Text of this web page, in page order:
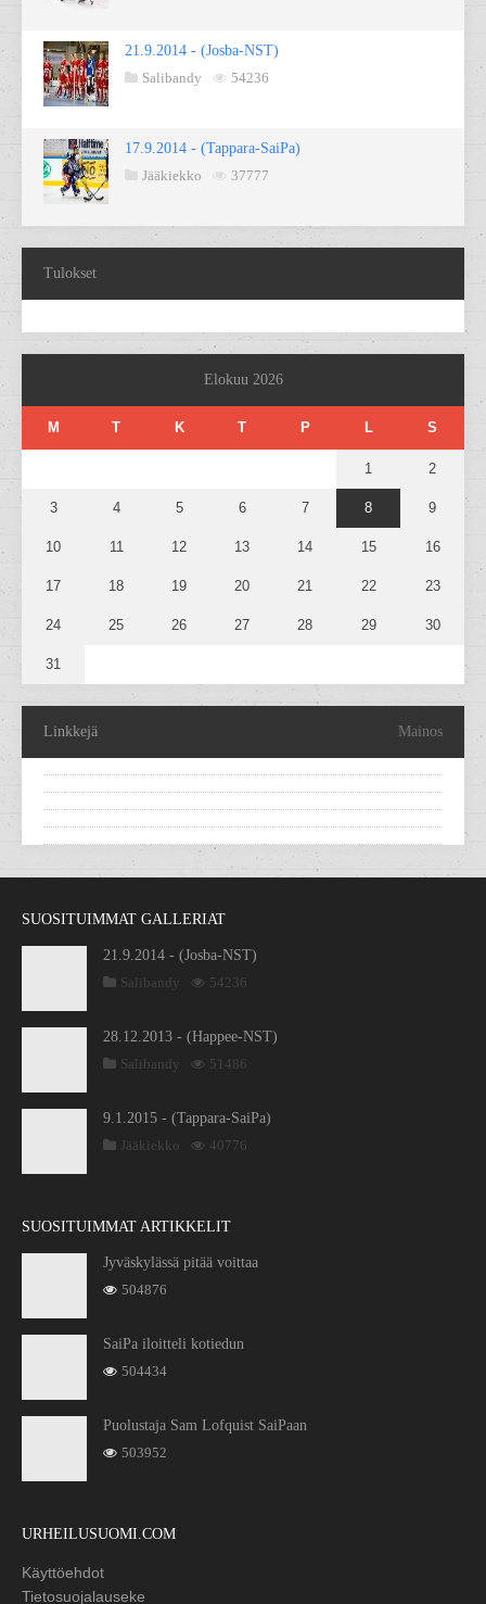
21.9.2014 - (Josba-NST)
Salibandy
54236
17.9.2014 - (Tappara-SaiPa)
Jääkiekko
37777
Tulokset
Elokuu 2026
M T K T P L S
1 2
3 4 5 6 7 8 9
10 11 12 13 14 15 16
17 18 19 20 21 22 23
24 25 26 27 28 29 30
31
Linkkejä Mainos
SUOSITUIMMAT GALLERIAT
21.9.2014 - (Josba-NST)
Salibandy
54236
28.12.2013 - (Happee-NST)
Salibandy
51486
9.1.2015 - (Tappara-SaiPa)
Jääkiekko
40776
SUOSITUIMMAT ARTIKKELIT
Jyväskylässä pitää voittaa
504876
SaiPa iloitteli kotiedun
504434
Puolustaja Sam Lofquist SaiPaan
503952
URHEILUSUOMI.COM
Käyttöehdot
Tietosuojalauseke